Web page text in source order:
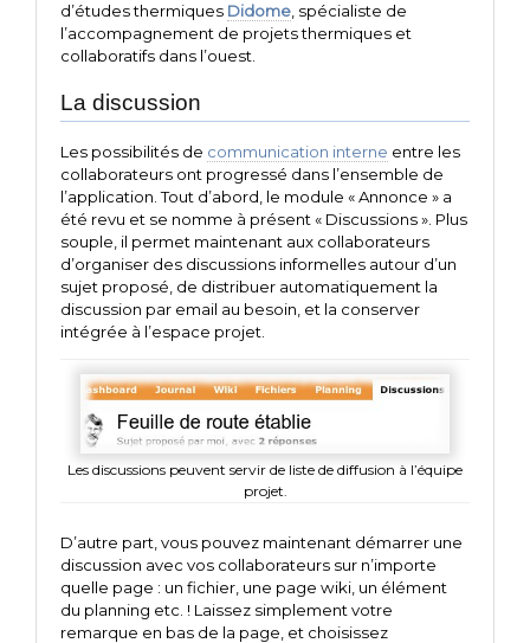
d’études thermiques Didome , spécialiste de
l’accompagnement de projets thermiques et
collaboratifs dans l’ouest.
La discussion
Les possibilités de communication interne entre les
collaborateurs ont progressé dans l’ensemble de
l’application. Tout d’abord, le module « Annonce » a
été revu et se nomme à présent « Discussions ». Plus
souple, il permet maintenant aux collaborateurs
d’organiser des discussions informelles autour d’un
sujet proposé, de distribuer automatiquement la
discussion par email au besoin, et la conserver
intégrée à l’espace projet.
Les discussions peuvent servir de liste de diffusion à l’équipe
projet.
D’autre part, vous pouvez maintenant démarrer une
discussion avec vos collaborateurs sur n’importe
quelle page : un fichier, une page wiki, un élément
du planning etc. ! Laissez simplement votre
remarque en bas de la page, et choisissez